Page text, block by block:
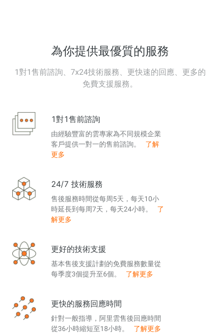
為你提供最優質的服務
1對1售前諮詢、7x24技術服務、更快速的回應、更多的
免費支援服務。
1對1售前諮詢
由經驗豐富的雲專家為不同規模企業
客戶提供一對一的售前諮詢。
了解
更多
24/7 技術服務
售後服務時間從每周5天，每天10小
時延長到每周7天，每天24小時。
了
解更多
更好的技術支援
基本售後支援計劃的免費服務數量從
每季度3個提升至6個。
了解更多
更快的服務回應時間
針對一般指導，阿里雲售後回應時間
從36小時縮短至18小時。
了解更多